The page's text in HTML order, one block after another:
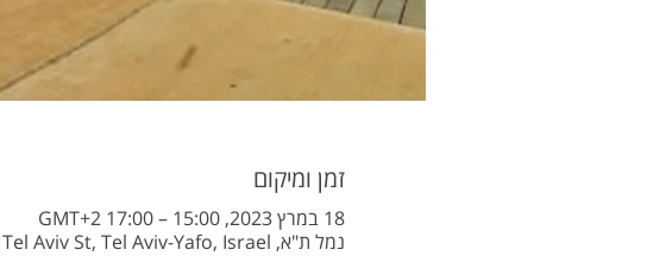
זמן ומיקום
18 במרץ 2023, 15:00 – 17:00 GMT‎+2‎
נמל ת"א, Nemal Tel Aviv St, Tel Aviv-Yafo, Israel